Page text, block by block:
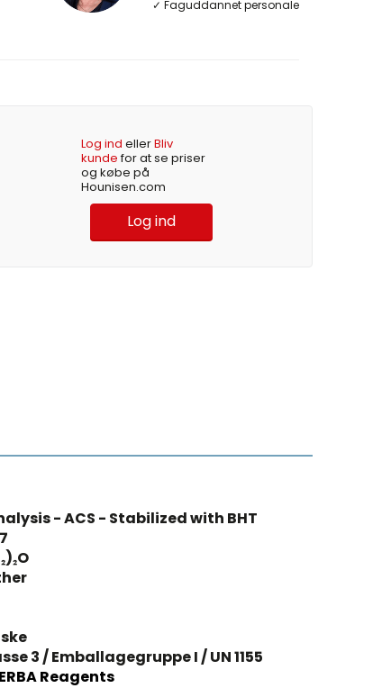
✓ Faguddannet personale
Log ind ellerBliv
kundefor at se priser
og købe på
Hounisen.com
Log ind
- ACS - Stabilized with BHT
3 / Emballagegruppe I / UN 1155
Reagents